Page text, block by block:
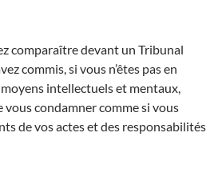
comparaître devant un Tribunal
commis, si vous n’êtes pas en
intellectuels et mentaux,
vous condamner comme si vous
de vos actes et des responsabilités